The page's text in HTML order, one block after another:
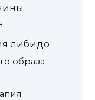
либидо
образа